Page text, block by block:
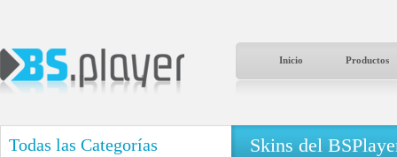
Inicio Productos
Todas las Categorías Skins del